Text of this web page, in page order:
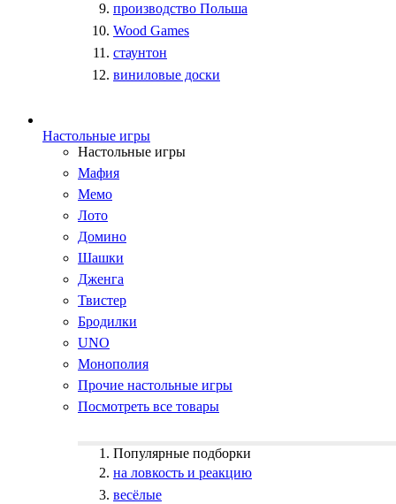
производство Польша
Wood Games
стаунтон
виниловые доски
Настольные игры
Настольные игры
Мафия
Мемо
Лото
Домино
Шашки
Дженга
Твистер
Бродилки
UNO
Монополия
Прочие настольные игры
Посмотреть все товары
Популярные подборки
на ловкость и реакцию
весёлые